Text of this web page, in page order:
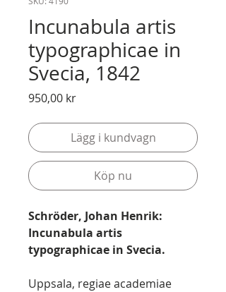
Incunabula artis
typographicae in
Svecia, 1842
950,00 krPris
Lägg i kundvagn
Köp nu
Schröder, Johan Henrik:
Incunabula artis
typographicae in Svecia.
Uppsala, regiae academiae